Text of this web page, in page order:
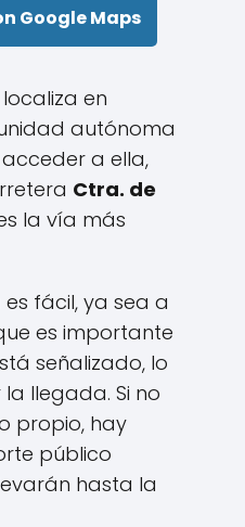
Google Maps
en
autónoma
a ella,
Ctra. de
la vía más
fácil, ya sea a
es importante
señalizado, lo
llegada. Si no
propio, hay
público
hasta la